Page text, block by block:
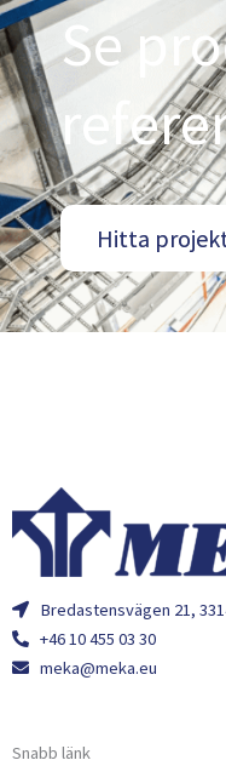
Se
Hitta
Bredastensvägen 21,
+46 10 455 03 30
meka@meka.eu
Snabb länk